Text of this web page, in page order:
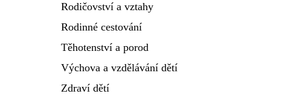
Rodičovství a vztahy
Rodinné cestování
Těhotenství a porod
Výchova a vzdělávání dětí
Zdraví dětí